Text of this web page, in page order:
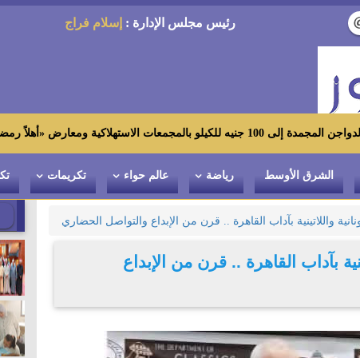
رئيس مجلس الإدارة : إسلام فراج
رمضان»
الشرق الأوسط رياضة عالم حواء تكريمات
واللاتينية بآداب القاهرة .. قرن من الإبداع والتواصل الحضاري
بآداب القاهرة .. قرن من الإبداع